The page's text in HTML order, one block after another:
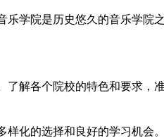
学院是历史悠久的音乐学
解各个院校的特色和要求
化的选择和良好的学习机会